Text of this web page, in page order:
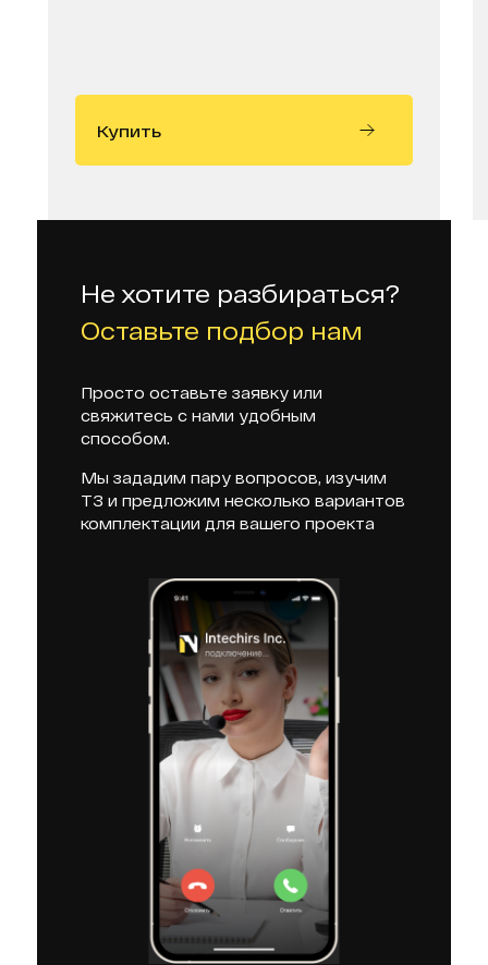
Купить
Не хотите разбираться?
Оставьте подбор нам
Просто оставьте заявку или
свяжитесь с нами удобным
способом.
Мы зададим пару вопросов, изучим
ТЗ и предложим несколько вариантов
комплектации для вашего проекта